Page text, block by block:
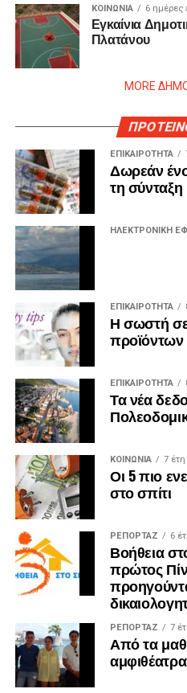
ΚΟΙΝΩΝΙΑ 6 ημέρες
Εγκαίνια
Πλατάνου
MORE
ΕΠΙΚΑΙΡΟΤΗΤΑ
Δωρεάν
τη σύνταξη
ΗΛΕΚΤΡΟΝΙΚΗ
ΕΠΙΚΑΙΡΟΤΗΤΑ
Η σωστή
ΕΠΙΚΑΙΡΟΤΗΤΑ
Τα νέα
ΚΟΙΝΩΝΙΑ 7
Οι 5 πιο
στο σπίτι
ΡΕΠΟΡΤΑΖ 6
Βοήθεια
πρώτος
ΡΕΠΟΡΤΑΖ 7
Από τα
αμφιθέατρα